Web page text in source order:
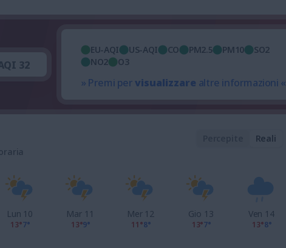
32
EU-AQI US-AQI CO PM2.5 PM10
SO2
NO2
O3
» Premi pervisualizzare altre informazioni «
Reali
Lun 10
13°7°
Mar 11
13°9°
Mer 12
11°8°
Gio 13
13°7°
Ven 14
13°8°